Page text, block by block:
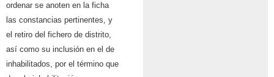
ordenar se anoten en la ficha
las constancias pertinentes, y
el retiro del fichero de distrito,
así como su inclusión en el de
inhabilitados, por el término que